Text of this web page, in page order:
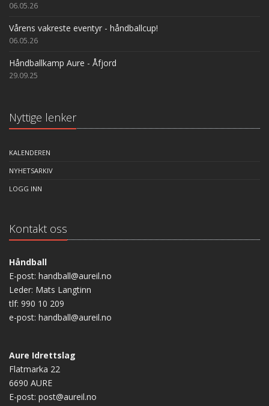
06.05.26
Vårens vakreste eventyr - håndballcup!
06.05.26
Håndballkamp Aure - Åfjord
29.09.25
Nyttige lenker
KALENDEREN
NYHETSARKIV
LOGG INN
Kontakt oss
Håndball
E-post: handball@aureil.no
Leder: Mats Langtinn
tlf: 990 10 209
e-post: handball@aureil.no
Aure Idrettslag
Flatmarka 22
6690 AURE
E-post: post@aureil.no